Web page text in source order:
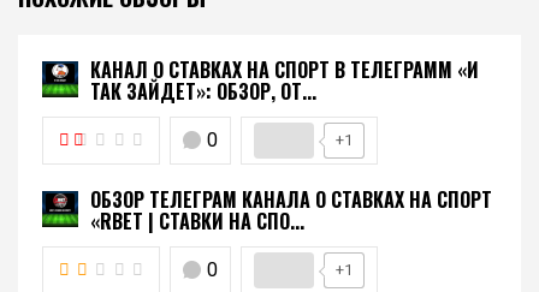
КАНАЛ О СТАВКАХ НА СПОРТ В ТЕЛЕГРАММ «И
ТАК ЗАЙДЕТ»: ОБЗОР, ОТ...
0 +1
ОБЗОР ТЕЛЕГРАМ КАНАЛА О СТАВКАХ НА СПОРТ
«RBET | СТАВКИ НА СПО...
0 +1